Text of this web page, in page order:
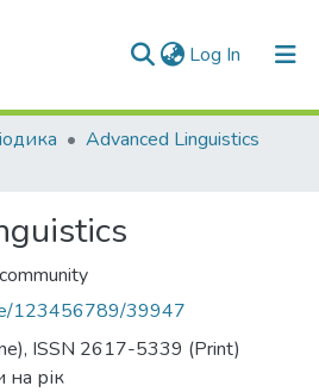
Log In (current)
Advanced Linguistics
123456789/39947
ISSN 2617-5339 (Print)
на рік